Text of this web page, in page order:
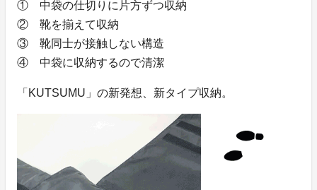
① 中袋の仕切りに片方ずつ収納
② 靴を揃えて収納
③ 靴同士が接触しない構造
④ 中袋に収納するので清潔
「KUTSUMU」の新発想、新タイプ収納。